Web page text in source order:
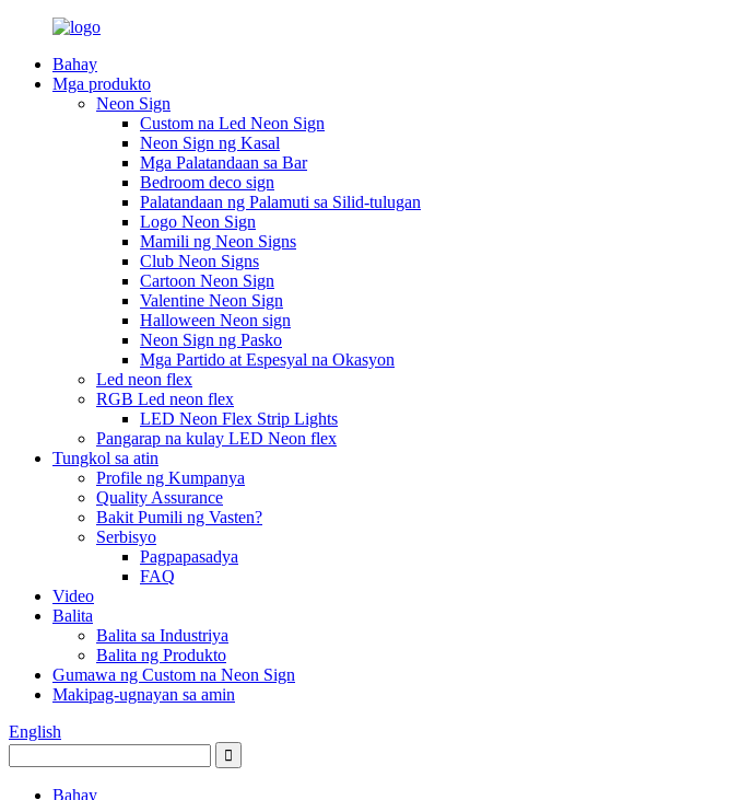
Bahay
Mga produkto
Neon Sign
Custom na Led Neon Sign
Neon Sign ng Kasal
Mga Palatandaan sa Bar
Bedroom deco sign
Palatandaan ng Palamuti sa Silid-tulugan
Logo Neon Sign
Mamili ng Neon Signs
Club Neon Signs
Cartoon Neon Sign
Valentine Neon Sign
Halloween Neon sign
Neon Sign ng Pasko
Mga Partido at Espesyal na Okasyon
Led neon flex
RGB Led neon flex
LED Neon Flex Strip Lights
Pangarap na kulay LED Neon flex
Tungkol sa atin
Profile ng Kumpanya
Quality Assurance
Bakit Pumili ng Vasten?
Serbisyo
Pagpapasadya
FAQ
Video
Balita
Balita sa Industriya
Balita ng Produkto
Gumawa ng Custom na Neon Sign
Makipag-ugnayan sa amin
English
Bahay